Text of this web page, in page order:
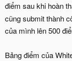
điểm sau khi hoàn
cũng submit thành
của mình lên 500
Bảng điểm của